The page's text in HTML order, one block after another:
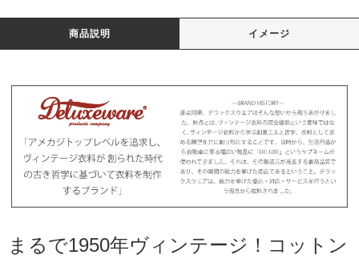
商品説明 イメージ
まるで1950年ヴィンテージ！コットン